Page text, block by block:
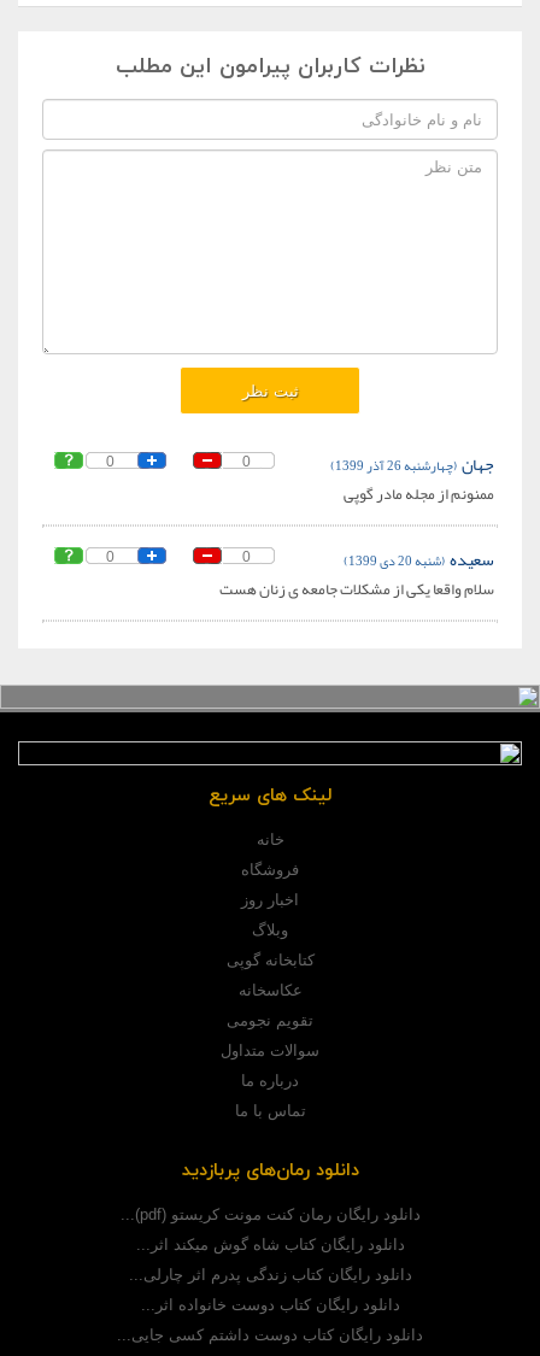
نظرات کاربران پیرامون این مطلب
0 0 جهان(چهارشنبه 26 آذر 1399)
ممنونم از مجله مادر گوپی
0 0 سعیده(شنبه 20 دی 1399)
سلام واقعا یکی از مشکلات جامعه ی زنان هست
لینک های سریع
خانه
فروشگاه
اخبار روز
وبلاگ
کتابخانه گوپی
عکاسخانه
تقویم نجومی
سوالات متداول
درباره ما
تماس با ما
دانلود رمان‌های پربازدید
دانلود رایگان رمان کنت مونت کریستو (pdf)...
دانلود رایگان کتاب شاه گوش میکند اثر...
دانلود رایگان کتاب زندگی پدرم اثر چارلی...
دانلود رایگان کتاب دوست خانواده اثر...
دانلود رایگان کتاب دوست داشتم کسی جایی...